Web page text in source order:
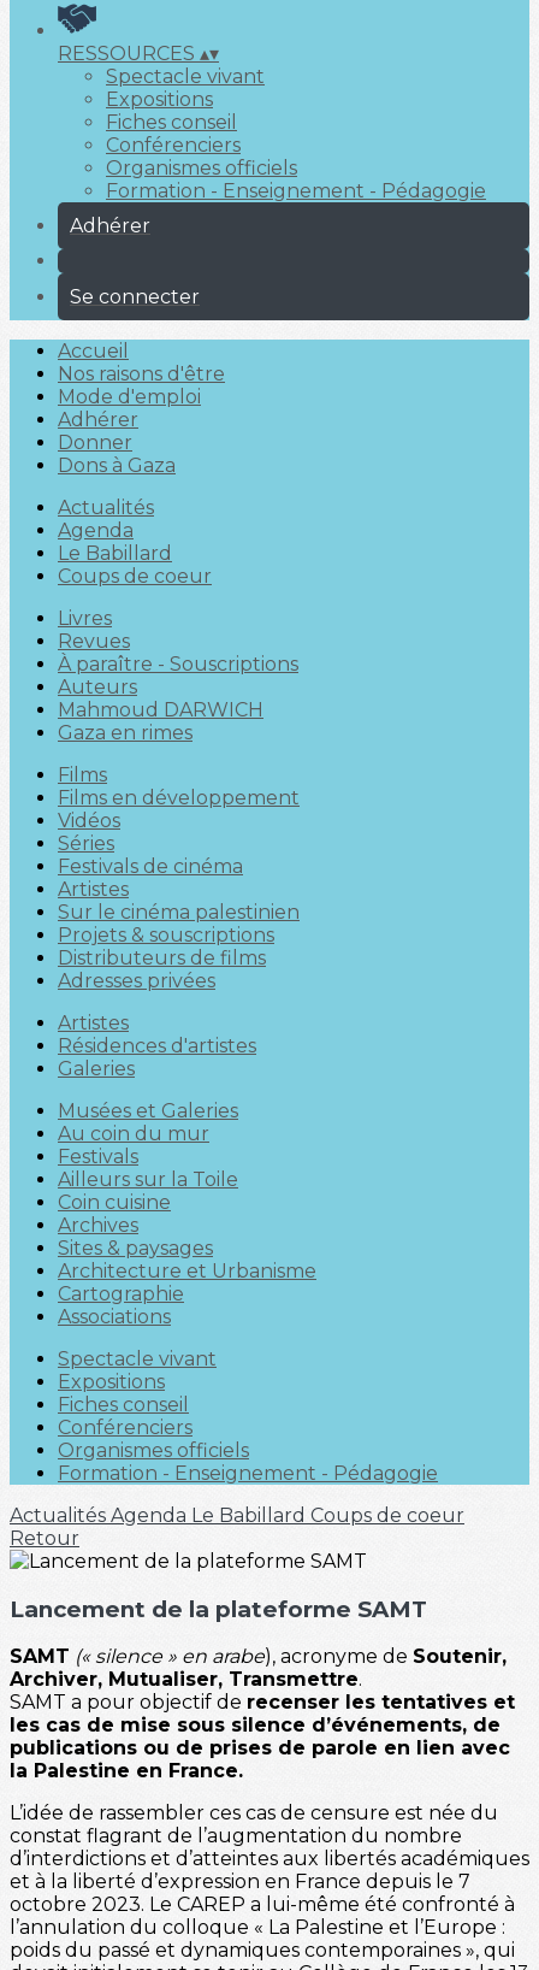
RESSOURCES ▴▾
Spectacle vivant
Expositions
Fiches conseil
Conférenciers
Organismes officiels
Formation - Enseignement - Pédagogie
Adhérer
Se connecter
Accueil
Nos raisons d'être
Mode d'emploi
Adhérer
Donner
Dons à Gaza
Actualités
Agenda
Le Babillard
Coups de coeur
Livres
Revues
À paraître - Souscriptions
Auteurs
Mahmoud DARWICH
Gaza en rimes
Films
Films en développement
Vidéos
Séries
Festivals de cinéma
Artistes
Sur le cinéma palestinien
Projets & souscriptions
Distributeurs de films
Adresses privées
Artistes
Résidences d'artistes
Galeries
Musées et Galeries
Au coin du mur
Festivals
Ailleurs sur la Toile
Coin cuisine
Archives
Sites & paysages
Architecture et Urbanisme
Cartographie
Associations
Spectacle vivant
Expositions
Fiches conseil
Conférenciers
Organismes officiels
Formation - Enseignement - Pédagogie
Actualités Agenda Le Babillard Coups de coeur
Retour
Lancement de la plateforme SAMT
SAMT (« silence » en arabe), acronyme de Soutenir,
Archiver, Mutualiser, Transmettre.
SAMT a pour objectif de recenser les tentatives et
les cas de mise sous silence d’événements, de
publications ou de prises de parole en lien avec
la Palestine en France.
L’idée de rassembler ces cas de censure est née du
constat flagrant de l’augmentation du nombre
d’interdictions et d’atteintes aux libertés académiques
et à la liberté d’expression en France depuis le 7
octobre 2023. Le CAREP a lui-même été confronté à
l’annulation du colloque « La Palestine et l’Europe :
poids du passé et dynamiques contemporaines », qui